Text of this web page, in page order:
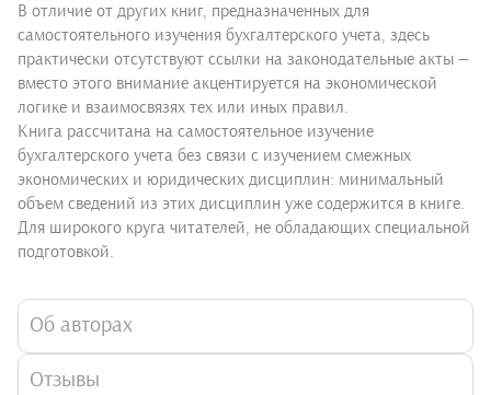
В отличие от других книг, предназначенных для
самостоятельного изучения бухгалтерского учета, здесь
практически отсутствуют ссылки на законодательные акты —
вместо этого внимание акцентируется на экономической
логике и взаимосвязях тех или иных правил.
Книга рассчитана на самостоятельное изучение
бухгалтерского учета без связи с изучением смежных
экономических и юридических дисциплин: минимальный
объем сведений из этих дисциплин уже содержится в книге.
Для широкого круга читателей, не обладающих специальной
подготовкой.
Об авторах
Отзывы